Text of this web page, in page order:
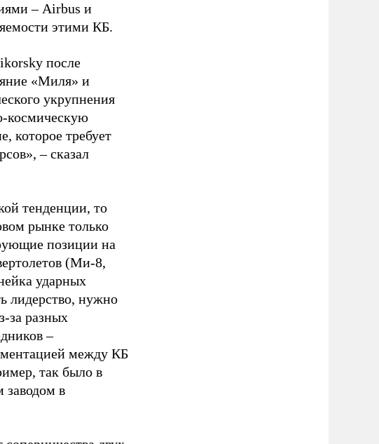
– Airbus и
этими КБ.
после
«Миля» и
укрупнения
космическую
которое требует
– сказал
тенденции, то
рынке только
позиции на
(Ми-8,
ударных
лидерство, нужно
за разных
–
между КБ
так было в
заводом в